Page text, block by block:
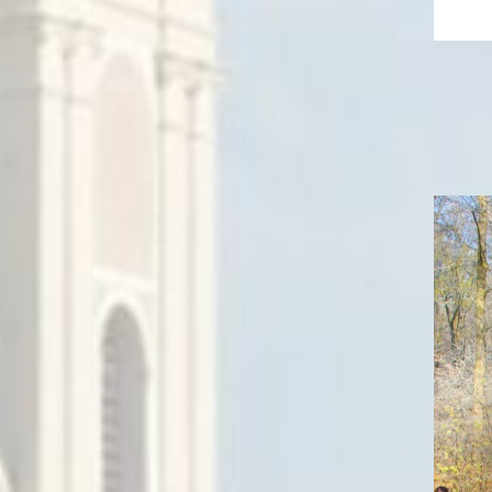
Rajd Niepodległości 11.11.2024